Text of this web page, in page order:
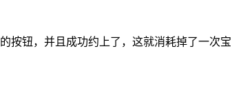
按钮，并且成功约上了，这就消耗掉了一次宝